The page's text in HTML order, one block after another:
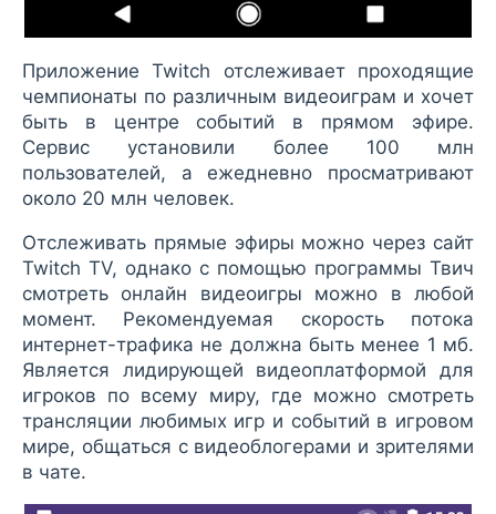
Приложение Twitch отслеживает проходящие
чемпионаты по различным видеоиграм и хочет
быть в центре событий в прямом эфире.
Сервис установили более 100 млн
пользователей, а ежедневно просматривают
около 20 млн человек.
Отслеживать прямые эфиры можно через сайт
Twitch TV, однако с помощью программы Твич
смотреть онлайн видеоигры можно в любой
момент. Рекомендуемая скорость потока
интернет-трафика не должна быть менее 1 мб.
Является лидирующей видеоплатформой для
игроков по всему миру, где можно смотреть
трансляции любимых игр и событий в игровом
мире, общаться с видеоблогерами и зрителями
в чате.